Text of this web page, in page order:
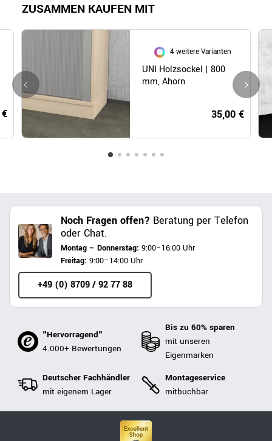
ZUSAMMEN KAUFEN MIT
4 weitere Varianten
UNI Holzsockel | 800
mm, Ahorn
35,00 €
Noch Fragen offen? Beratung per Telefon
oder Chat.
Montag – Donnerstag: 9:00–16:00 Uhr
Freitag: 9:00–14:00 Uhr
+49 (0) 8709 / 92 77 88
"Hervorragend"
4.000+ Bewertungen
Bis zu 60% sparen
mit unseren
Eigenmarken
Deutscher Fachhändler
mit eigenem Lager
Montageservice
mitbuchbar